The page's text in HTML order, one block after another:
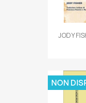
JODY
NON